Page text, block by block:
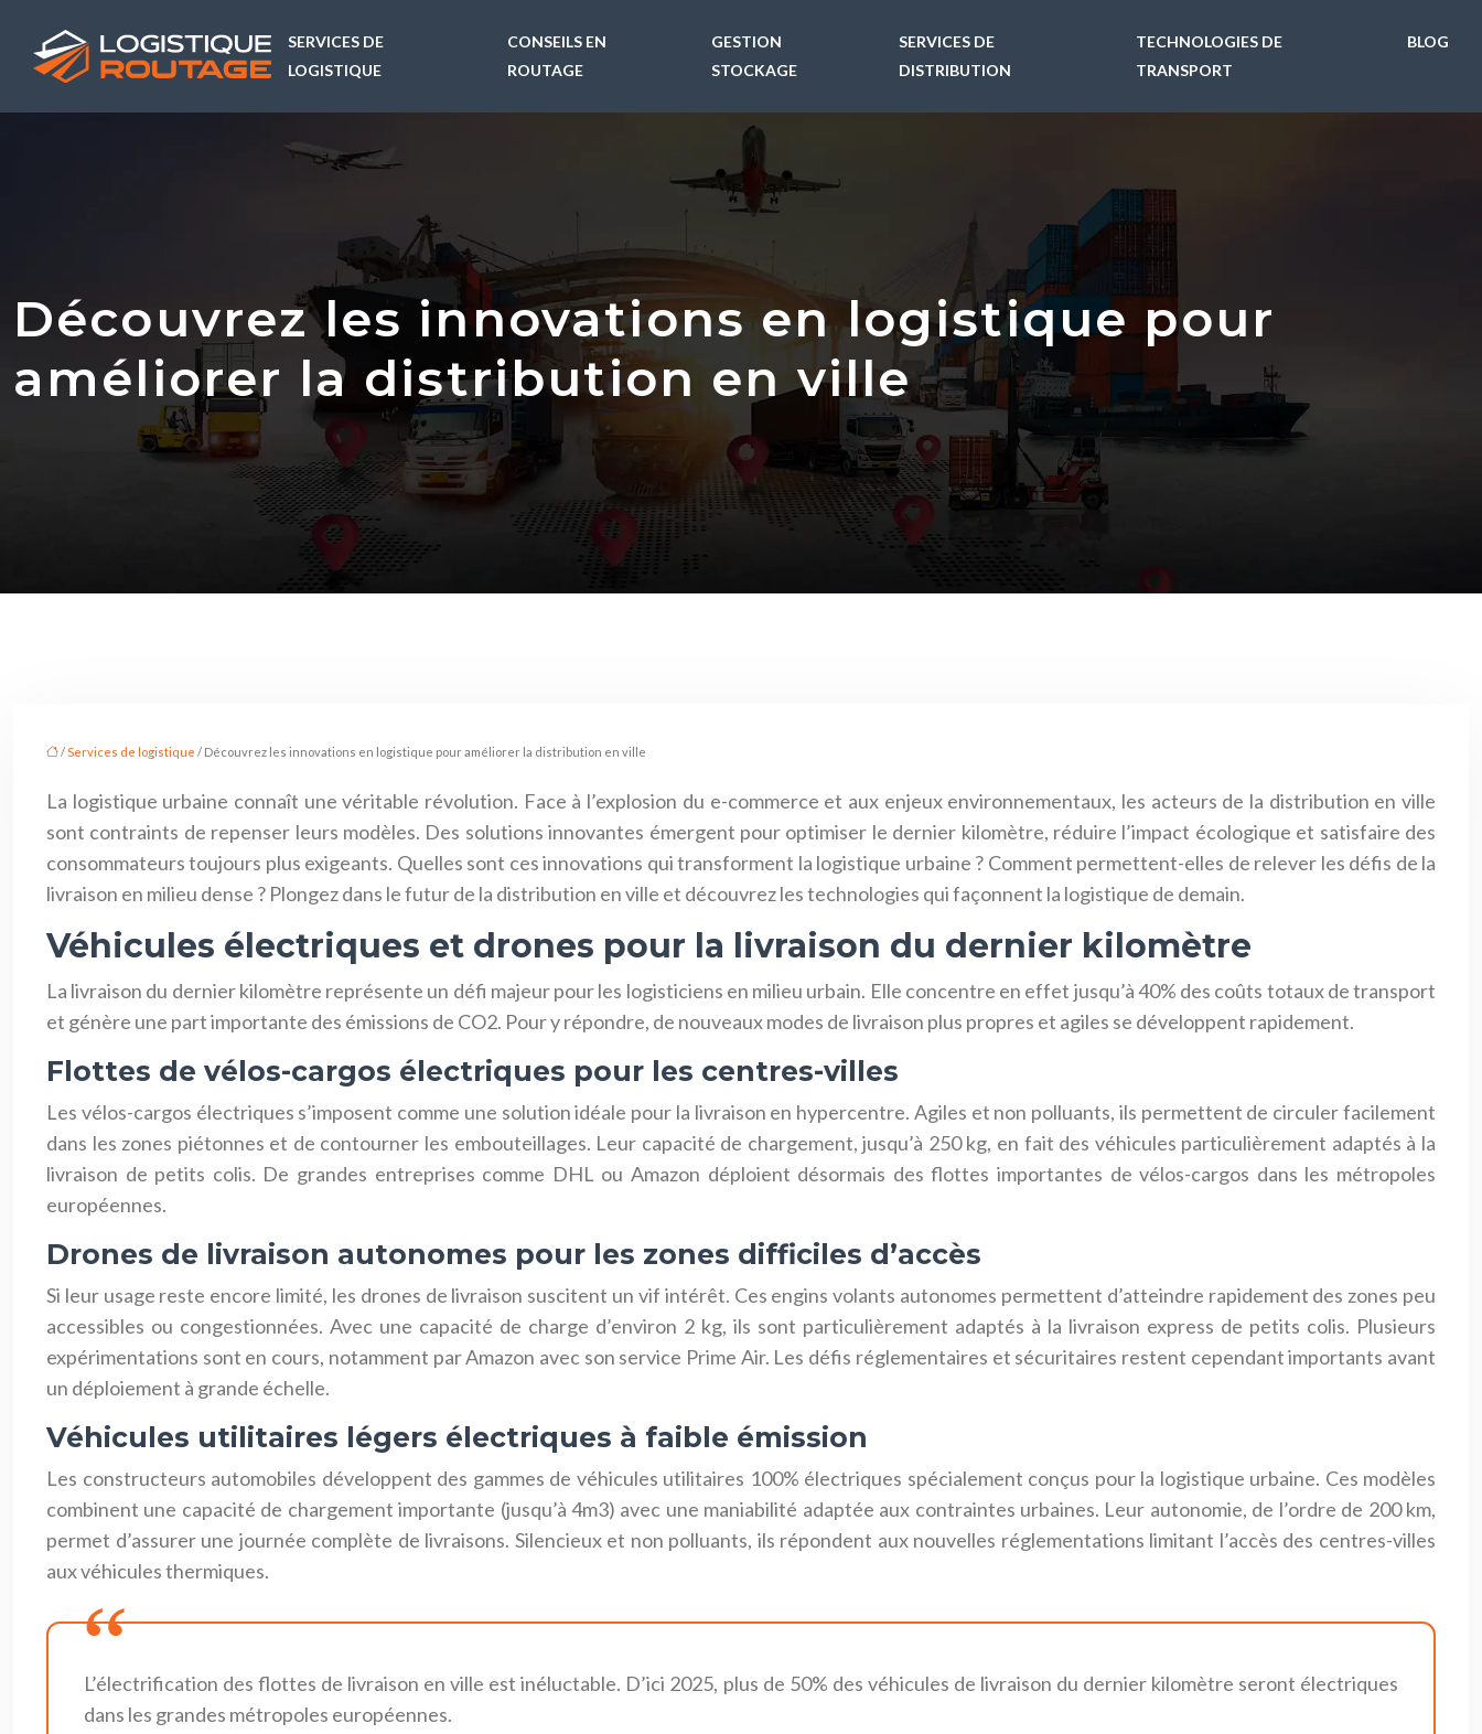
SERVICES DE
LOGISTIQUE
CONSEILS EN
ROUTAGE
GESTION
STOCKAGE
SERVICES DE
DISTRIBUTION
TECHNOLOGIES DE
TRANSPORT
BLOG
Découvrez les innovations en logistique pour
améliorer la distribution en ville
/Services de logistique / Découvrez les innovations en logistique pour améliorer la distribution en ville
La logistique urbaine connaît une véritable révolution. Face à l’explosion du e-commerce et aux enjeux environnementaux, les acteurs de la distribution en ville
sont contraints de repenser leurs modèles. Des solutions innovantes émergent pour optimiser le dernier kilomètre, réduire l’impact écologique et satisfaire des
consommateurs toujours plus exigeants. Quelles sont ces innovations qui transforment la logistique urbaine ? Comment permettent-elles de relever les défis de la
livraison en milieu dense ? Plongez dans le futur de la distribution en ville et découvrez les technologies qui façonnent la logistique de demain.
Véhicules électriques et drones pour la livraison du dernier kilomètre
La livraison du dernier kilomètre représente un défi majeur pour les logisticiens en milieu urbain. Elle concentre en effet jusqu’à 40% des coûts totaux de transport
et génère une part importante des émissions de CO2. Pour y répondre, de nouveaux modes de livraison plus propres et agiles se développent rapidement.
Flottes de vélos-cargos électriques pour les centres-villes
Les vélos-cargos électriques s’imposent comme une solution idéale pour la livraison en hypercentre. Agiles et non polluants, ils permettent de circuler facilement
dans les zones piétonnes et de contourner les embouteillages. Leur capacité de chargement, jusqu’à 250 kg, en fait des véhicules particulièrement adaptés à la
livraison de petits colis. De grandes entreprises comme DHL ou Amazon déploient désormais des flottes importantes de vélos-cargos dans les métropoles
européennes.
Drones de livraison autonomes pour les zones difficiles d’accès
Si leur usage reste encore limité, les drones de livraison suscitent un vif intérêt. Ces engins volants autonomes permettent d’atteindre rapidement des zones peu
accessibles ou congestionnées. Avec une capacité de charge d’environ 2 kg, ils sont particulièrement adaptés à la livraison express de petits colis. Plusieurs
expérimentations sont en cours, notamment par Amazon avec son service Prime Air. Les défis réglementaires et sécuritaires restent cependant importants avant
un déploiement à grande échelle.
Véhicules utilitaires légers électriques à faible émission
Les constructeurs automobiles développent des gammes de véhicules utilitaires 100% électriques spécialement conçus pour la logistique urbaine. Ces modèles
combinent une capacité de chargement importante (jusqu’à 4m3) avec une maniabilité adaptée aux contraintes urbaines. Leur autonomie, de l’ordre de 200 km,
permet d’assurer une journée complète de livraisons. Silencieux et non polluants, ils répondent aux nouvelles réglementations limitant l’accès des centres-villes
aux véhicules thermiques.
L’électrification des flottes de livraison en ville est inéluctable. D’ici 2025, plus de 50% des véhicules de livraison du dernier kilomètre seront électriques
dans les grandes métropoles européennes.